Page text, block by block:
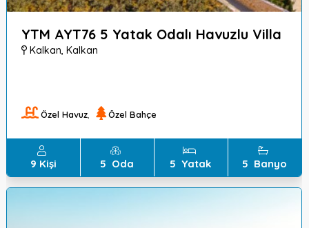
YTM AYT76 5 Yatak Odalı Havuzlu Villa
Kalkan, Kalkan
Özel Havuz, Özel Bahçe
9 Kişi 5 Oda 5 Yatak 5 Banyo